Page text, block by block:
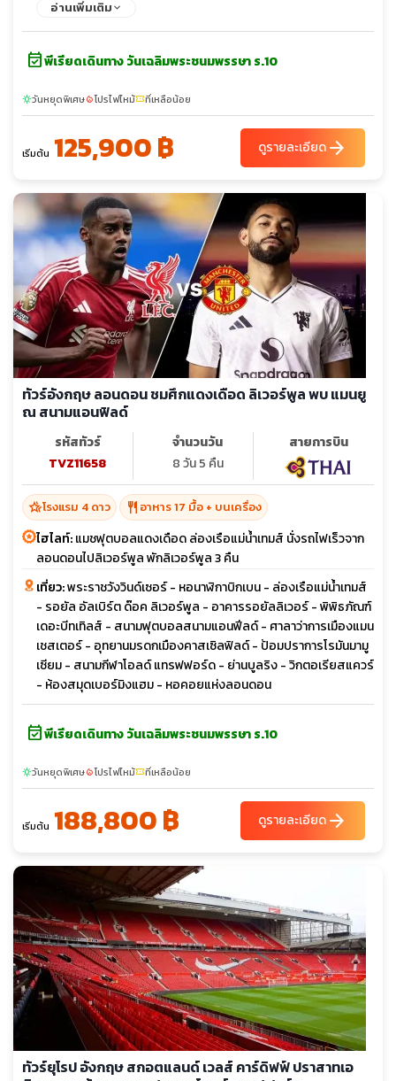
สเปนเซอร์ - ห้างพรีมาค - ถนนอ็อกซ์ฟอร์ด - ล่องเรือแม่น้ำเทมส์ -
เวสทมินส์เตอร์ - หอนาฬิกาบิ๊กเบน - ถนนดาวน์นิง - จตุรัสทราฟัล
การ์ - มหาวิหารเซนต์พอลส์ - สะพานทาวเวอร์บริดจ์ - พระราชวังบัก
กิ้งแฮม - ย่านไนท์บริดจ์
อ่านเพิ่มเติม
event_availableพีเรียดเดินทาง วันเฉลิมพระชนมพรรษา ร.10
sunnyวันหยุดพิเศษlocal_fire_departmentโปรไฟไหม้confirmation_numberที่เหลือน้อย
เริ่มต้น 125,900 ฿ ดูรายละเอียดarrow_forward
ทัวร์อังกฤษ ลอนดอน ชมศึกแดงเดือด ลิเวอร์พูล พบ แมนยู
ณ สนามแอนฟิลด์
รหัสทัวร์
TVZ11658
จำนวนวัน
8 วัน 5 คืน
สายการบิน
hotel_classโรงแรม 4 ดาว restaurant อาหาร 17 มื้อ + บนเครื่อง
ไฮไลท์:แมชฟุตบอลแดงเดือด ล่องเรือแม่น้ำเทมส์ นั่งรถไฟเร็วจาก
ลอนดอนไปลิเวอร์พูล พักลิเวอร์พูล 3 คืน
เที่ยว:พระราชวังวินด์เซอร์ - หอนาฬิกาบิกเบน - ล่องเรือแม่น้ำเทมส์
- รอยัล อัลเบิร์ต ด๊อค ลิเวอร์พูล - อาคารรอยัลลิเวอร์ - พิพิธภัณฑ์
เดอะบีทเทิลส์ - สนามฟุตบอลสนามแอนฟีลด์ - ศาลาว่าการเมืองแมน
เชสเตอร์ - อุทยานมรดกเมืองคาสเซิลฟิลด์ - ป้อมปราการโรมันมามู
เซียม - สนามกีฬาโอลด์ แทรฟฟอร์ด - ย่านบูลริง - วิกตอเรียสแควร์
- ห้องสมุดเบอร์มิงแฮม - หอคอยแห่งลอนดอน
event_availableพีเรียดเดินทาง วันเฉลิมพระชนมพรรษา ร.10
sunnyวันหยุดพิเศษlocal_fire_departmentโปรไฟไหม้confirmation_numberที่เหลือน้อย
เริ่มต้น 188,800 ฿ ดูรายละเอียดarrow_forward
ทัวร์ยุโรป อังกฤษ สกอตแลนด์ เวลส์ คาร์ดิฟฟ์ ปราสาทเอ